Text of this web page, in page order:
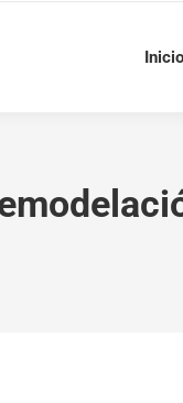
Inicio